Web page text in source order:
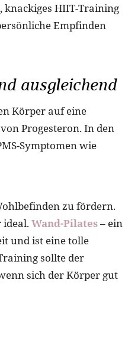
HIIT-Training
Empfinden
ausgleichend
Körper auf eine
Progesteron. In den
Symptomen wie
zu fördern.
Wand-Pilates– ein
und ist eine tolle
sollte der
sich der Körper gut